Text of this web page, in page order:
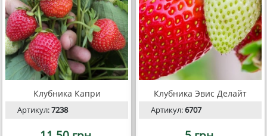
Клубника Капри
Артикул:7238
Клубника Эвис Делайт
Артикул:6707